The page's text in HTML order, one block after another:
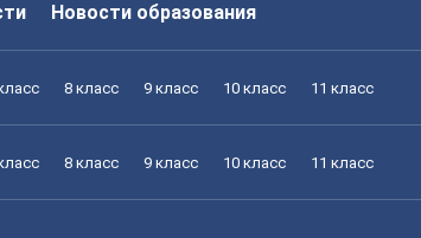
Новости образования
8 класс 9 класс 10 класс 11 класс
8 класс 9 класс 10 класс 11 класс